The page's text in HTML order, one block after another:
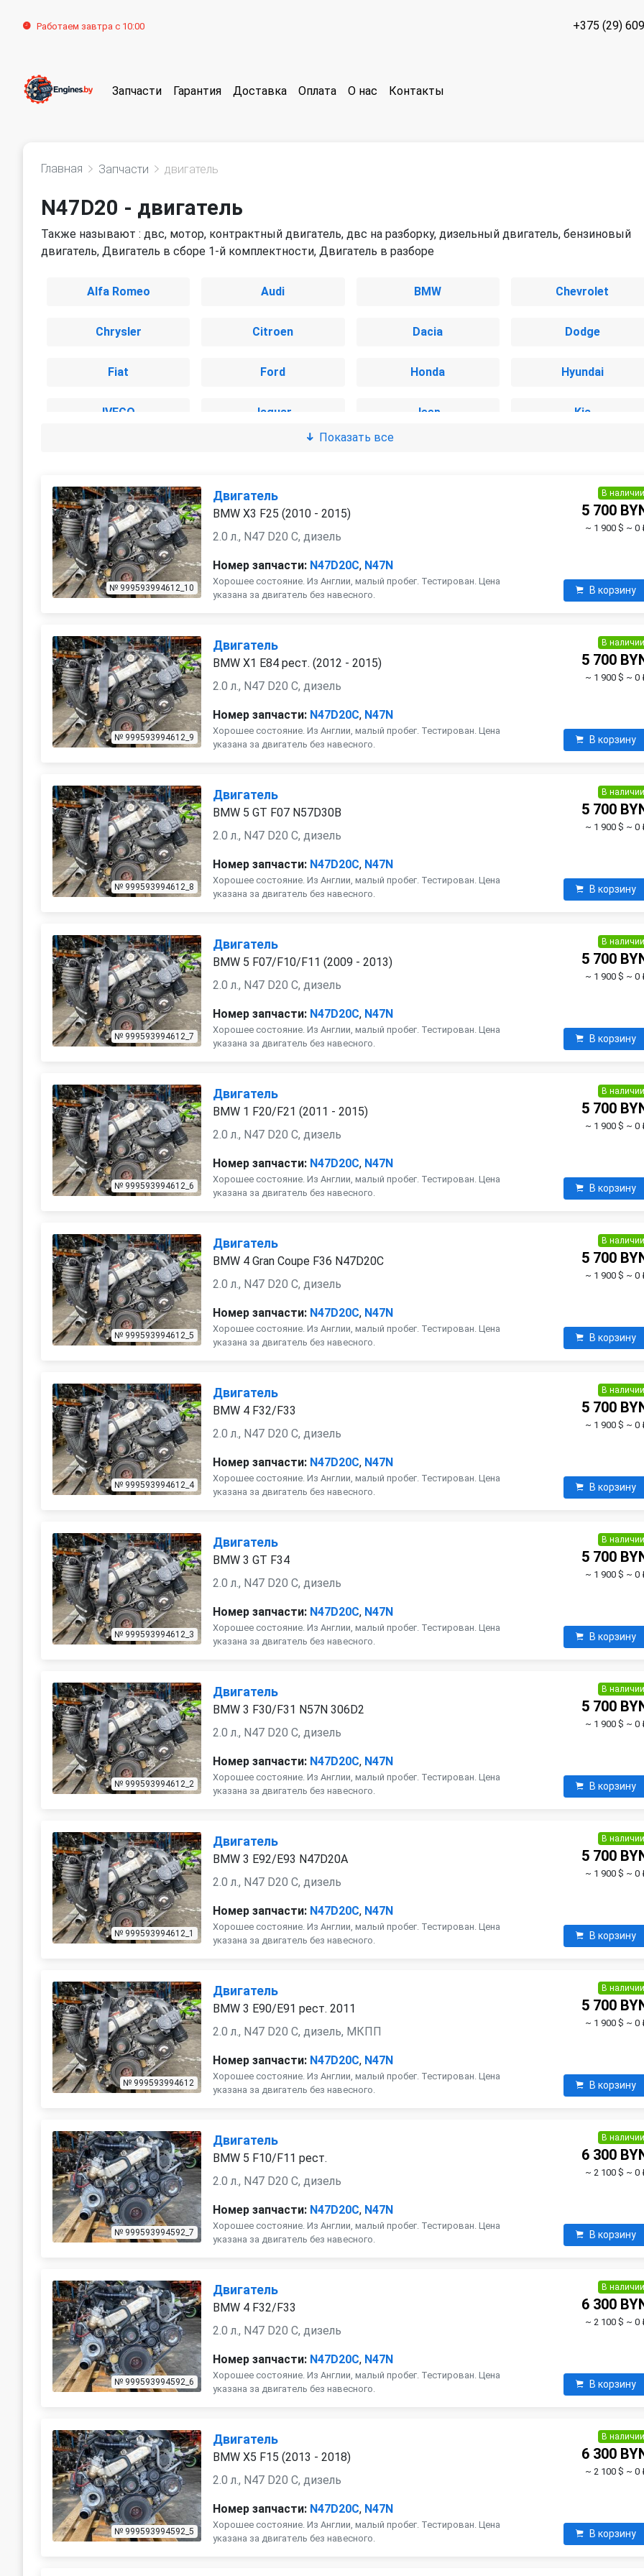
Работаем завтра с 10:00 +375 (29)
Запчасти Гарантия Доставка Оплата О нас Контакты
Главная Запчасти двигатель
N47D20 - двигатель
Также называют : двс, мотор, контрактный двигатель, двс на разборку, дизельный двигатель, бензиновый
двигатель, Двигатель в сборе 1-й комплектности, Двигатель в разборе
Alfa Romeo Audi BMW Chevrolet
Chrysler Citroen Dacia Dodge
Fiat Ford Honda Hyundai
IVECO Jaguar Jeep Kia
Mini Mitsubishi
Peugeot Porsche Saab
SEAT Skoda
Показать все
№ 999593994612_10
Двигатель
BMW X3 F25 (2010 - 2015)
2.0 л., N47 D20 C, дизель
Номер запчасти: N47D20C, N47N
Хорошее состояние. Из Англии, малый пробег. Тестирован. Цена
указана за двигатель без навесного.
В наличии
5 700
~ 1 900 $ ~ 0
В корзину
№ 999593994612_9
Двигатель
BMW X1 E84 рест. (2012 - 2015)
2.0 л., N47 D20 C, дизель
Номер запчасти: N47D20C, N47N
Хорошее состояние. Из Англии, малый пробег. Тестирован. Цена
указана за двигатель без навесного.
В наличии
5 700
~ 1 900 $ ~ 0
В корзину
№ 999593994612_8
Двигатель
BMW 5 GT F07 N57D30B
2.0 л., N47 D20 C, дизель
Номер запчасти: N47D20C, N47N
Хорошее состояние. Из Англии, малый пробег. Тестирован. Цена
указана за двигатель без навесного.
В наличии
5 700
~ 1 900 $ ~ 0
В корзину
№ 999593994612_7
Двигатель
BMW 5 F07/F10/F11 (2009 - 2013)
2.0 л., N47 D20 C, дизель
Номер запчасти: N47D20C, N47N
Хорошее состояние. Из Англии, малый пробег. Тестирован. Цена
указана за двигатель без навесного.
В наличии
5 700
~ 1 900 $ ~ 0
В корзину
№ 999593994612_6
Двигатель
BMW 1 F20/F21 (2011 - 2015)
2.0 л., N47 D20 C, дизель
Номер запчасти: N47D20C, N47N
Хорошее состояние. Из Англии, малый пробег. Тестирован. Цена
указана за двигатель без навесного.
В наличии
5 700
~ 1 900 $ ~ 0
В корзину
№ 999593994612_5
Двигатель
BMW 4 Gran Coupe F36 N47D20C
2.0 л., N47 D20 C, дизель
Номер запчасти: N47D20C, N47N
Хорошее состояние. Из Англии, малый пробег. Тестирован. Цена
указана за двигатель без навесного.
В наличии
5 700
~ 1 900 $ ~ 0
В корзину
№ 999593994612_4
Двигатель
BMW 4 F32/F33
2.0 л., N47 D20 C, дизель
Номер запчасти: N47D20C, N47N
Хорошее состояние. Из Англии, малый пробег. Тестирован. Цена
указана за двигатель без навесного.
В наличии
5 700
~ 1 900 $ ~ 0
В корзину
№ 999593994612_3
Двигатель
BMW 3 GT F34
2.0 л., N47 D20 C, дизель
Номер запчасти: N47D20C, N47N
Хорошее состояние. Из Англии, малый пробег. Тестирован. Цена
указана за двигатель без навесного.
В наличии
5 700
~ 1 900 $ ~ 0
В корзину
№ 999593994612_2
Двигатель
BMW 3 F30/F31 N57N 306D2
2.0 л., N47 D20 C, дизель
Номер запчасти: N47D20C, N47N
Хорошее состояние. Из Англии, малый пробег. Тестирован. Цена
указана за двигатель без навесного.
В наличии
5 700
~ 1 900 $ ~ 0
В корзину
№ 999593994612_1
Двигатель
BMW 3 E92/E93 N47D20A
2.0 л., N47 D20 C, дизель
Номер запчасти: N47D20C, N47N
Хорошее состояние. Из Англии, малый пробег. Тестирован. Цена
указана за двигатель без навесного.
В наличии
5 700
~ 1 900 $ ~ 0
В корзину
№ 999593994612
Двигатель
BMW 3 E90/E91 рест. 2011
2.0 л., N47 D20 C, дизель, МКПП
Номер запчасти: N47D20C, N47N
Хорошее состояние. Из Англии, малый пробег. Тестирован. Цена
указана за двигатель без навесного.
В наличии
5 700
~ 1 900 $ ~ 0
В корзину
№ 999593994592_7
Двигатель
BMW 5 F10/F11 рест.
2.0 л., N47 D20 C, дизель
Номер запчасти: N47D20C, N47N
Хорошее состояние. Из Англии, малый пробег. Тестирован. Цена
указана за двигатель без навесного.
В наличии
6 300
~ 2 100 $ ~ 0
В корзину
№ 999593994592_6
Двигатель
BMW 4 F32/F33
2.0 л., N47 D20 C, дизель
Номер запчасти: N47D20C, N47N
Хорошее состояние. Из Англии, малый пробег. Тестирован. Цена
указана за двигатель без навесного.
В наличии
6 300
~ 2 100 $ ~ 0
В корзину
№ 999593994592_5
Двигатель
BMW X5 F15 (2013 - 2018)
2.0 л., N47 D20 C, дизель
Номер запчасти: N47D20C, N47N
Хорошее состояние. Из Англии, малый пробег. Тестирован. Цена
указана за двигатель без навесного.
В наличии
6 300
~ 2 100 $ ~ 0
В корзину